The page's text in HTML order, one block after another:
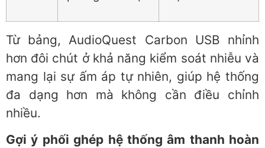
Từ bảng, AudioQuest Carbon USB nhỉnh
hơn đôi chút ở khả năng kiểm soát nhiễu và
mang lại sự ấm áp tự nhiên, giúp hệ thống
đa dạng hơn mà không cần điều chỉnh
nhiều.
Gợi ý phối ghép hệ thống âm thanh hoàn